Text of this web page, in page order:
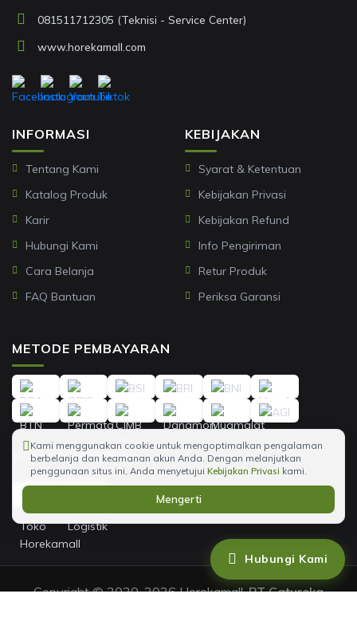
Hubungi Kami
INFORMASI
Tentang Kami
Katalog Produk
Karir
Hubungi Kami
Cara Belanja
FAQ Bantuan
KEBIJAKAN
Syarat & Ketentuan
Kebijakan Privasi
Kebijakan Refund
Info Pengiriman
Retur Produk
Periksa Garansi
081511712305 (Teknisi - Service Center)
www.horekamall.com
METODE PEMBAYARAN
JASA PENGIRIMAN
Copyright © 2020-2026 Horekamall,PT Catureka
Kami menggunakan cookie untuk mengoptimalkan pengalaman
berbelanja dan keamanan akun Anda. Dengan melanjutkan
penggunaan situs ini, Anda menyetujui Kebijakan Privasi kami.
Mengerti